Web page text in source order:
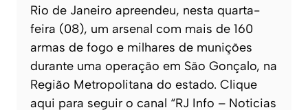
Rio de Janeiro apreendeu, nesta quarta-
feira (08), um arsenal com mais de 160
armas de fogo e milhares de munições
durante uma operação em São Gonçalo, na
Região Metropolitana do estado. Clique
aqui para seguir o canal “RJ Info – Noticias